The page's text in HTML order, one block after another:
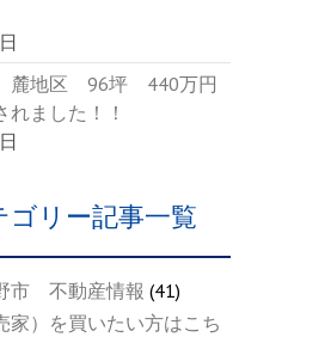
】麓地区 96坪 440万円
れました！！
ゴリー記事一覧
市 不動産情報 (41)
家）を買いたい方はこち